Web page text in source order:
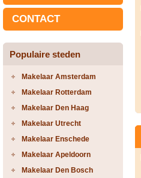
CONTACT
Populaire steden
Makelaar Amsterdam
Makelaar Rotterdam
Makelaar Den Haag
Makelaar Utrecht
Makelaar Enschede
Makelaar Apeldoorn
Makelaar Den Bosch